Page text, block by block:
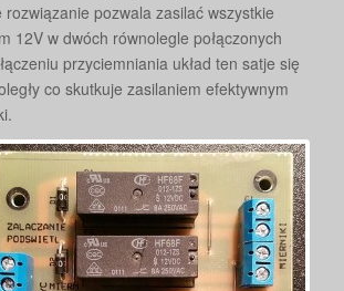
rozwiązanie pozwala zasilać wszystkie
12V w dwóch równolegle połączonych
przyciemniania układ ten satje się
co skutkuje zasilaniem efektywnym